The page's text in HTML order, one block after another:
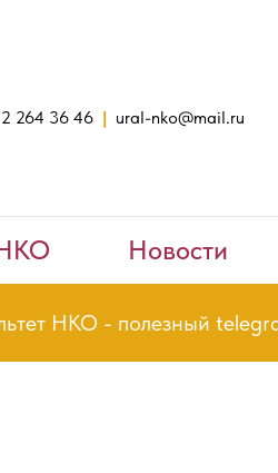
264 36 46 | ural-nko@mail.ru
Новости
НКО - полезный telegram-